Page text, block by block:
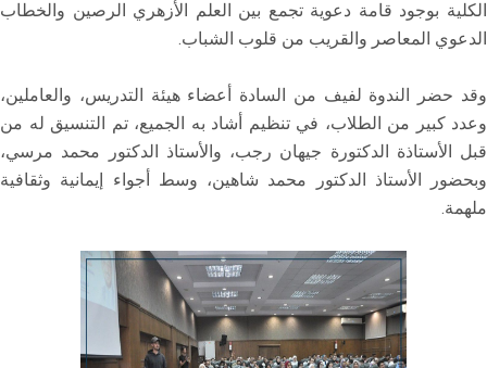
الكلية بوجود قامة دعوية تجمع بين العلم الأزهري الرصين والخطاب
الدعوي المعاصر والقريب من قلوب الشباب.
وقد حضر الندوة لفيف من السادة أعضاء هيئة التدريس، والعاملين،
وعدد كبير من الطلاب، في تنظيم أشاد به الجميع، تم التنسيق له من
قبل الأستاذة الدكتورة جيهان رجب، والأستاذ الدكتور محمد مرسي،
وبحضور الأستاذ الدكتور محمد شاهين، وسط أجواء إيمانية وثقافية
ملهمة.